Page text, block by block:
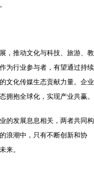
，推动文化与科技、旅游、教
为行业参与者，有望通过持续
文化传媒生态贡献力量。企业
拥抱全球化，实现产业共赢。
的发展息息相关，两者共同构
浪潮中，只有不断创新和协
来。